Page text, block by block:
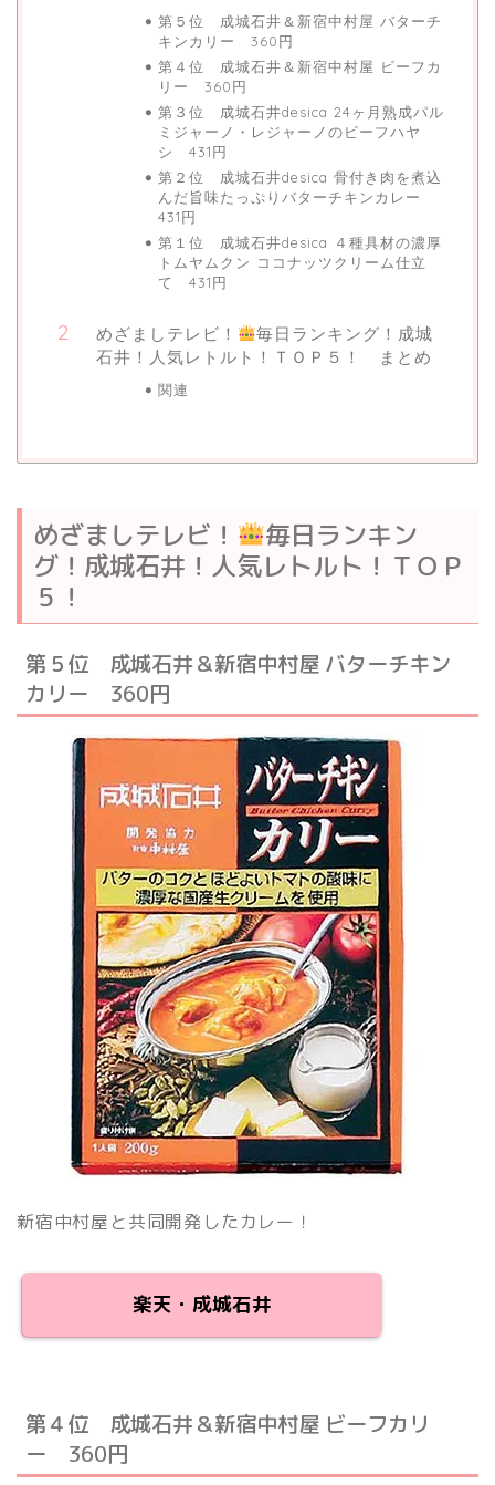
第５位 成城石井＆新宿中村屋 バターチ
キンカリー 360円
第４位 成城石井＆新宿中村屋 ビーフカ
リー 360円
第３位 成城石井desica 24ヶ月熟成パル
ミジャーノ・レジャーノのビーフハヤ
シ 431円
第２位 成城石井desica 骨付き肉を煮込
んだ旨味たっぷりバターチキンカレー
431円
第１位 成城石井desica ４種具材の濃厚
トムヤムクン ココナッツクリーム仕立
て 431円
めざましテレビ！
毎日ランキング！成城
石井！人気レトルト！ＴＯＰ５！ まとめ
関連
めざましテレビ！
毎日ランキン
グ！成城石井！人気レトルト！ＴＯＰ
５！
第５位 成城石井＆新宿中村屋 バターチキン
カリー 360円
新宿中村屋と共同開発したカレー！
楽天・成城石井
第４位 成城石井＆新宿中村屋 ビーフカリ
ー 360円